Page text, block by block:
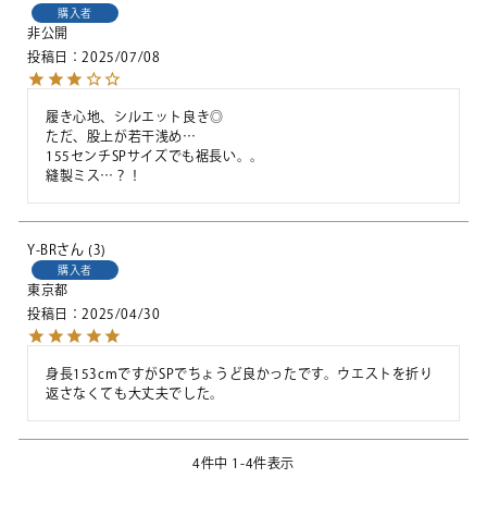
購入者
非公開
投稿日
2025/07/08
履き心地、シルエット良き◎
ただ、股上が若干浅め…
155センチSPサイズでも裾長い。。
縫製ミス…？！
Y-BR 3
購入者
東京都
投稿日
2025/04/30
身長153cmですがSPでちょうど良かったです。ウエストを折り
返さなくても大丈夫でした。
4件中 1 -4件表示